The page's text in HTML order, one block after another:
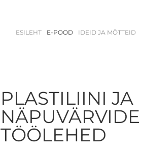
ESILEHT E-POOD IDEID JA MÕTTEID
PLASTILIINI JA
NÄPUVÄRVIDE
TÖÖLEHED